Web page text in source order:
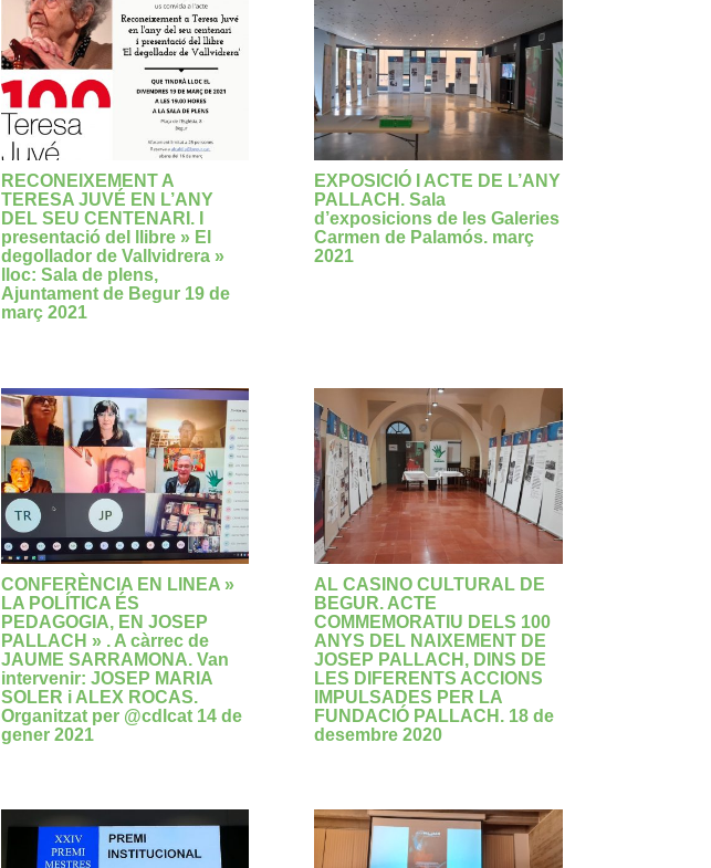
RECONEIXEMENT A
TERESA JUVÉ EN L’ANY
DEL SEU CENTENARI. I
presentació del llibre » El
degollador de Vallvidrera »
lloc: Sala de plens,
Ajuntament de Begur 19 de
març 2021
EXPOSICIÓ I ACTE DE L’ANY
PALLACH. Sala
d’exposicions de les Galeries
Carmen de Palamós. març
2021
CONFERÈNCIA EN LINEA »
LA POLÍTICA ÉS
PEDAGOGIA, EN JOSEP
PALLACH » . A càrrec de
JAUME SARRAMONA. Van
intervenir: JOSEP MARIA
SOLER i ALEX ROCAS.
Organitzat per @cdlcat 14 de
gener 2021
AL CASINO CULTURAL DE
BEGUR. ACTE
COMMEMORATIU DELS 100
ANYS DEL NAIXEMENT DE
JOSEP PALLACH, DINS DE
LES DIFERENTS ACCIONS
IMPULSADES PER LA
FUNDACIÓ PALLACH. 18 de
desembre 2020